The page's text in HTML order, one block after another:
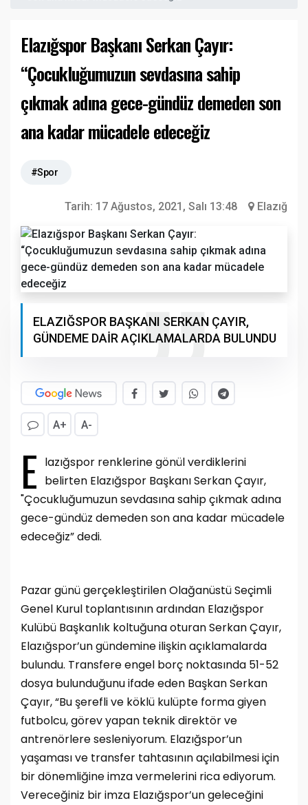
Elazığspor Başkanı Serkan Çayır:
“Çocukluğumuzun sevdasına sahip
çıkmak adına gece-gündüz demeden son
ana kadar mücadele edeceğiz
#Spor
Tarih: 17 Ağustos, 2021, Salı 13:48 Elazığ
ELAZIĞSPOR BAŞKANI SERKAN ÇAYIR,
GÜNDEME DAİR AÇIKLAMALARDA BULUNDU
A+ A-
E lazığspor renklerine gönül verdiklerini
belirten Elazığspor Başkanı Serkan Çayır,
"Çocukluğumuzun sevdasına sahip çıkmak adına
gece-gündüz demeden son ana kadar mücadele
edeceğiz” dedi.
Pazar günü gerçekleştirilen Olağanüstü Seçimli
Genel Kurul toplantısının ardından Elazığspor
Kulübü Başkanlık koltuğuna oturan Serkan Çayır,
Elazığspor’un gündemine ilişkin açıklamalarda
bulundu. Transfere engel borç noktasında 51-52
dosya bulunduğunu ifade eden Başkan Serkan
Çayır, “Bu şerefli ve köklü kulüpte forma giyen
futbolcu, görev yapan teknik direktör ve
antrenörlere sesleniyorum. Elazığspor’un
yaşaması ve transfer tahtasının açılabilmesi için
bir dönemliğine imza vermelerini rica ediyorum.
Vereceğiniz bir imza Elazığspor’un geleceğini